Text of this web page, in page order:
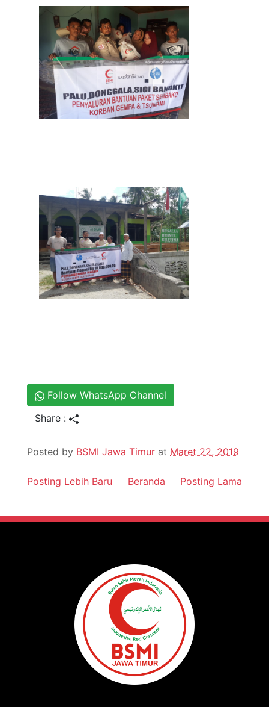
Follow WhatsApp Channel
Share :
Posted by BSMI Jawa Timur at Maret 22, 2019
Posting Lebih Baru Posting Lama
Beranda